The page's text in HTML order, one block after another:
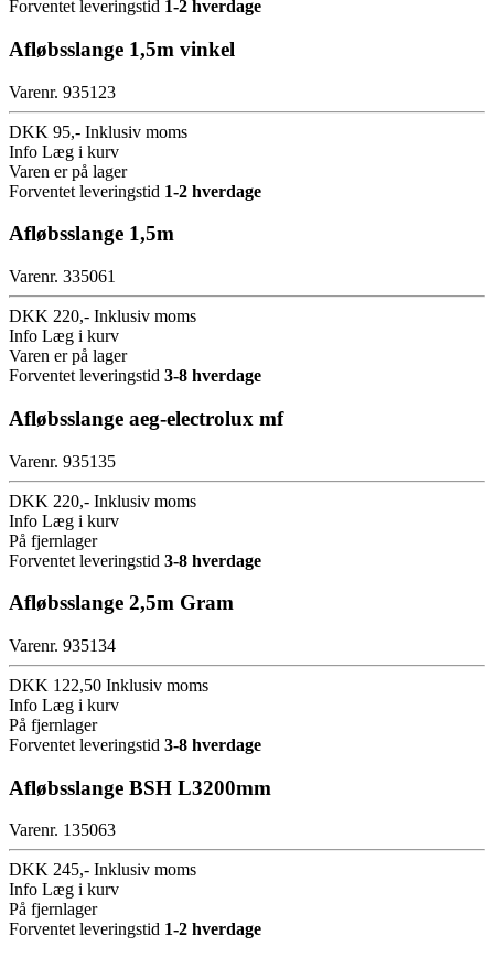
Forventet leveringstid 1-2 hverdage
Afløbsslange 1,5m vinkel
Varenr. 935123
DKK 95,- Inklusiv moms
Info Læg i kurv
Varen er på lager
Forventet leveringstid 1-2 hverdage
Afløbsslange 1,5m
Varenr. 335061
DKK 220,- Inklusiv moms
Info Læg i kurv
Varen er på lager
Forventet leveringstid 3-8 hverdage
Afløbsslange aeg-electrolux mf
Varenr. 935135
DKK 220,- Inklusiv moms
Info Læg i kurv
På fjernlager
Forventet leveringstid 3-8 hverdage
Afløbsslange 2,5m Gram
Varenr. 935134
DKK 122,50 Inklusiv moms
Info Læg i kurv
På fjernlager
Forventet leveringstid 3-8 hverdage
Afløbsslange BSH L3200mm
Varenr. 135063
DKK 245,- Inklusiv moms
Info Læg i kurv
På fjernlager
Forventet leveringstid 1-2 hverdage